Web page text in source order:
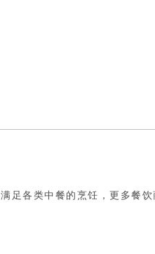
足各类中餐的烹饪，更多餐